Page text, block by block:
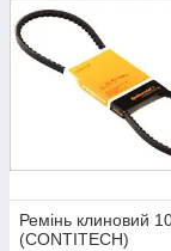
Ремінь клиновий
(CONTITECH)